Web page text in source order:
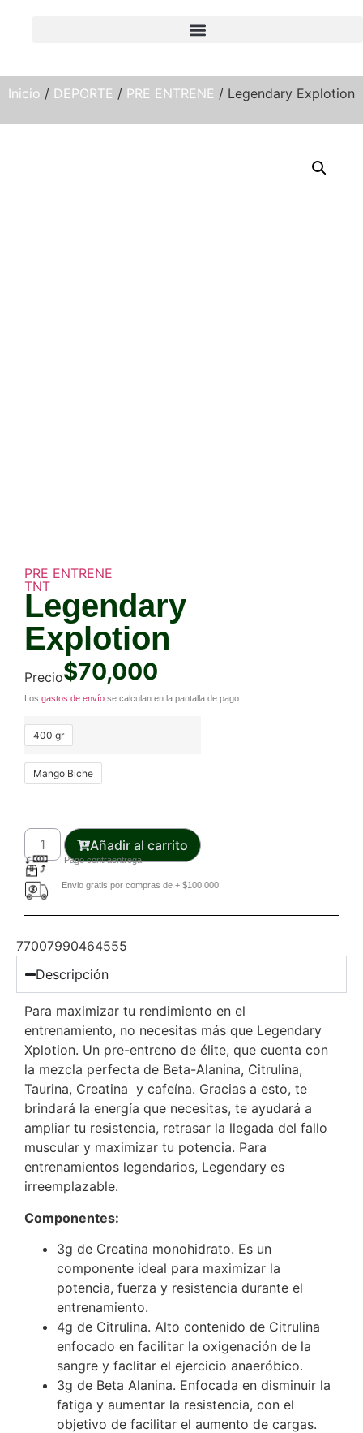
Inicio / DEPORTE / PRE ENTRENE / Legendary Explotion
PRE ENTRENE
TNT
Legendary
Explotion
Precio$70,000
Los gastos de envío se calculan en la pantalla de pago.
400 gr
Mango Biche
Añadir al carrito
Pago contraentrega
Envio gratis por compras de + $100.000
77007990464555
Descripción
Para maximizar tu rendimiento en el
entrenamiento, no necesitas más que Legendary
Xplotion. Un pre-entreno de élite, que cuenta con
la mezcla perfecta de Beta-Alanina, Citrulina,
Taurina, Creatina y cafeína. Gracias a esto, te
brindará la energía que necesitas, te ayudará a
ampliar tu resistencia, retrasar la llegada del fallo
muscular y maximizar tu potencia. Para
entrenamientos legendarios, Legendary es
irreemplazable.
Componentes:
3g de Creatina monohidrato. Es un
componente ideal para maximizar la
potencia, fuerza y resistencia durante el
entrenamiento.
4g de Citrulina. Alto contenido de Citrulina
enfocado en facilitar la oxigenación de la
sangre y faclitar el ejercicio anaeróbico.
3g de Beta Alanina. Enfocada en disminuir la
fatiga y aumentar la resistencia, con el
objetivo de facilitar el aumento de cargas.